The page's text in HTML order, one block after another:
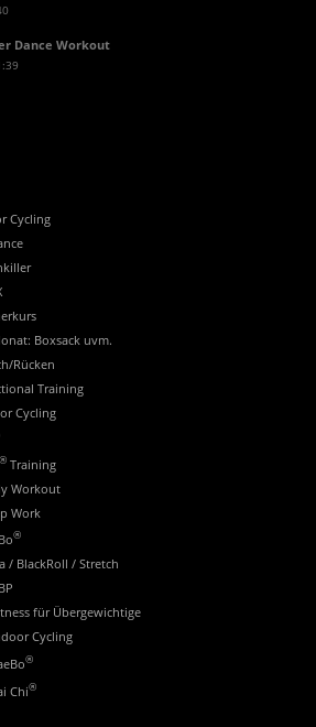
Dance Workout
Cycling
Boxsack uvm.
Rücken
Training
Cycling
Training
Workout
Work
®
/ BlackRoll / Stretch
für Übergewichtige
Cycling
®
Chi®